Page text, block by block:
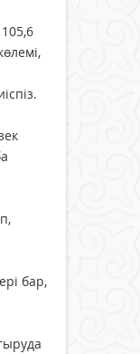
бар,